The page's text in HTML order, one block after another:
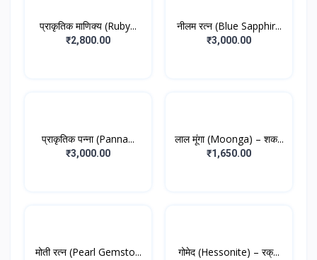
प्राकृतिक माणिक्य (Ruby...
₹2,800.00
नीलम रत्न (Blue Sapphir...
₹3,000.00
प्राकृतिक पन्ना (Panna...
₹3,000.00
लाल मूंगा (Moonga) – शक...
₹1,650.00
मोती रत्न (Pearl Gemsto... गोमेद (Hessonite) – रक्...